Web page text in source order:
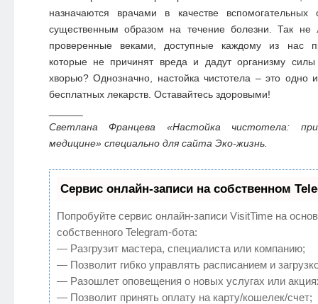
назначаются врачами в качестве
существенным образом на течение болезни. Так не
проверенные веками, доступные каждому из нас
которые не причинят вреда и дадут организму
хворью? Однозначно, настойка чистотела – это одно
бесплатных лекарств. Оставайтесь здоровыми!
Светлана Францева «Настойка чистотела:
медицине» специально для сайта Эко-жизнь.
Сервис онлайн-записи на собственном
Попробуйте сервис онлайн-записи VisitTime на
собственного Telegram-бота:
— Разгрузит мастера, специалиста или компанию;
— Позволит гибко управлять расписанием и
— Разошлет оповещения о новых услугах или
— Позволит принять оплату на карту/кошелек/счет;